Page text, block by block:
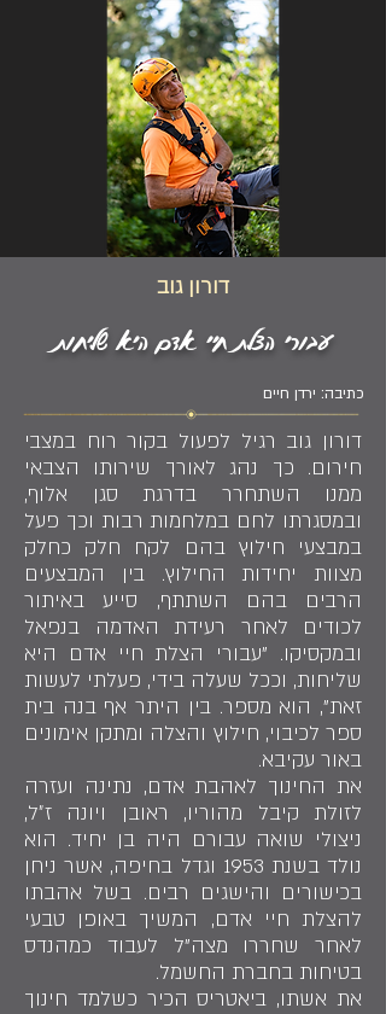
דורון גוב
עבורי הצלת חיי אדם היא שליחות
כתיבה: ירדן חיים
דורון גוב רגיל לפעול בקור רוח במצבי
חירום. כך נהג לאורך שירותו הצבאי
ממנו השתחרר בדרגת סגן אלוף,
ובמסגרתו לחם במלחמות רבות וכך פעל
במבצעי חילוץ בהם לקח חלק כחלק
מצוות יחידות החילוץ. בין המבצעים
הרבים בהם השתתף, סייע באיתור
לכודים לאחר רעידת האדמה בנפאל
ובמקסיקו. "עבורי הצלת חיי אדם היא
שליחות, וככל שעלה בידי, פעלתי לעשות
זאת", הוא מספר. בין היתר אף בנה בית
ספר לכיבוי, חילוץ והצלה ומתקן אימונים
באור עקיבא.
את החינוך לאהבת אדם, נתינה ועזרה
לזולת קיבל מהוריו, ראובן ויונה ז״ל,
ניצולי שואה עבורם היה בן יחיד. הוא
נולד בשנת 1953 וגדל בחיפה, אשר ניחן
בכישורים והישגים רבים. בשל אהבתו
להצלת חיי אדם, המשיך באופן טבעי
לאחר שחררו מצה"ל לעבוד כמהנדס
בטיחות בחברת החשמל.
את אשתו, ביאטריס הכיר כשלמד חינוך